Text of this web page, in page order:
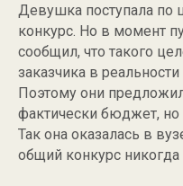
Девушка поступала
конкурс. Но в момент
сообщил, что такого
заказчика в
Поэтому они
фактически бюджет, но
Так она оказалась в
общий конкурс